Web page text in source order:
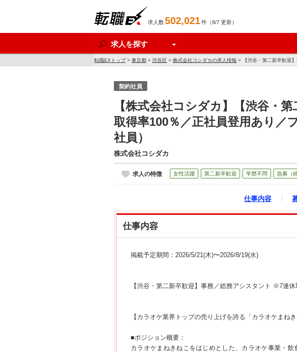
求人数502,021件（8/7 更新）
求人を探す
転職EXトップ> 東京都 > 渋谷区 > 株式会社コシダカの求人情報 > 【渋谷・第二新卒歓迎
契約社員
【株式会社コシダカ】【渋谷・
取得率100％／正社員登用あり／
社員）
株式会社コシダカ
求人の特徴 女性活躍 第二新卒歓迎 学歴不問 急募（
仕事内容 /
仕事内容
掲載予定期間：2026/5/21(木)〜2026/8/19(水)
【渋谷・第二新卒歓迎】事務／総務アシスタント ※7連
【カラオケ業界トップの売り上げを誇る「カラオケまね
■ポジション概要：
カラオケまねきねこをはじめとした、カラオケ事業・